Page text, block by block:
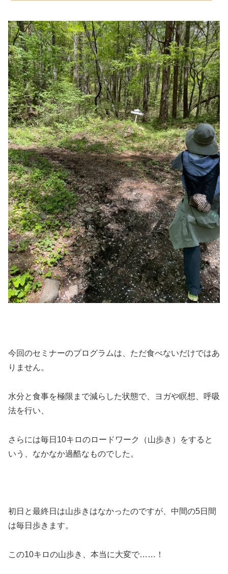
今回のセミナーのプログラムは、ただ食べないだけではあ
りません。
水分と食事を極限まで減らした状態で、ヨガや瞑想、呼吸
法を行い、
さらには毎日10キロのロードワーク（山歩き）をすると
いう、なかなか過酷なものでした。
初日と最終日は山歩きはなかったのですが、中間の5日間
は毎日歩きます。
この10キロの山歩き、本当に大変で……！